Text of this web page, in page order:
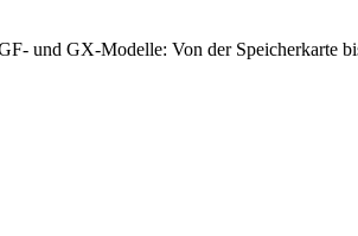
und GX-Modelle: Von der Speicherkarte